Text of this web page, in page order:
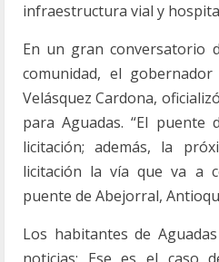
infraestructura vial y
En un gran conversatorio
comunidad, el
Velásquez Cardona,
para Aguadas. “El
licitación; además, la
licitación la vía que va a
puente de Abejorral,
Los habitantes de